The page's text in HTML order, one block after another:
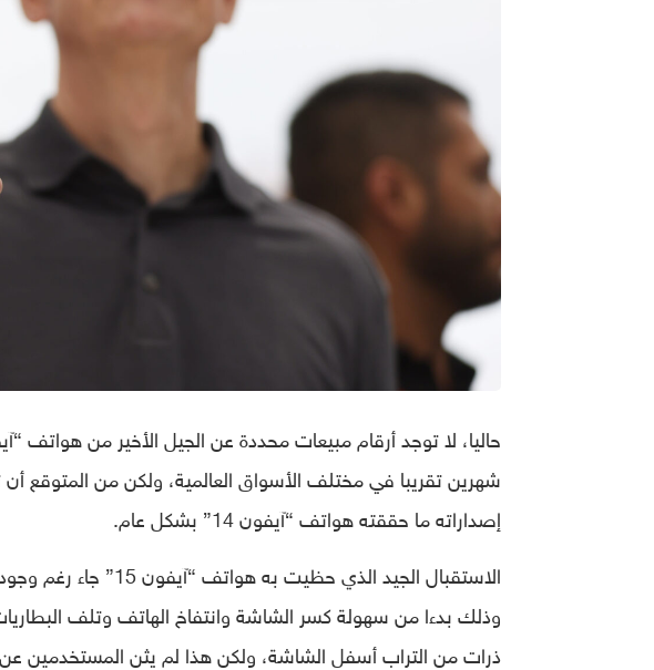
حاليا، لا توجد أرقام مبيعات محددة عن الجيل الأخير من هواتف
إصداراته ما حققته هواتف “آيفون 14” بشكل عام.
الاستقبال الجيد الذي
وذلك بدءا من سهولة كسر الشاشة وانتفاخ الهاتف وتلف
ذرات من التراب أسفل الشاشة، ولكن هذا لم يثن المستخدمين عن